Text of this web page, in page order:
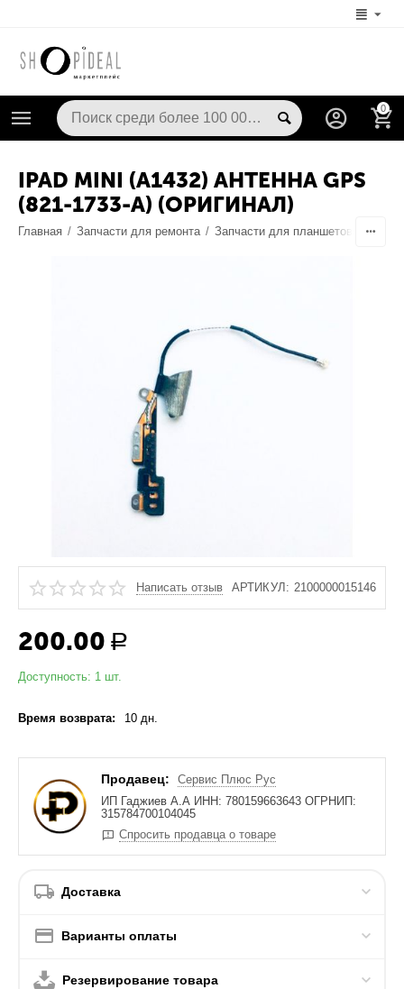
0
IPAD MINI (A1432) АНТЕННА GPS
(821-1733-A) (ОРИГИНАЛ)
Главная / Запчасти для ремонта / Запчасти для планшетов
Написать отзыв АРТИКУЛ: 2100000015146
200.00 Р
Доступность: 1 шт.
Время возврата: 10 дн.
Продавец:
Сервис Плюс Рус
ИП Гаджиев А.А ИНН: 780159663643 ОГРНИП:
315784700104045
Спросить продавца о товаре
Доставка
Варианты оплаты
Резервирование товара